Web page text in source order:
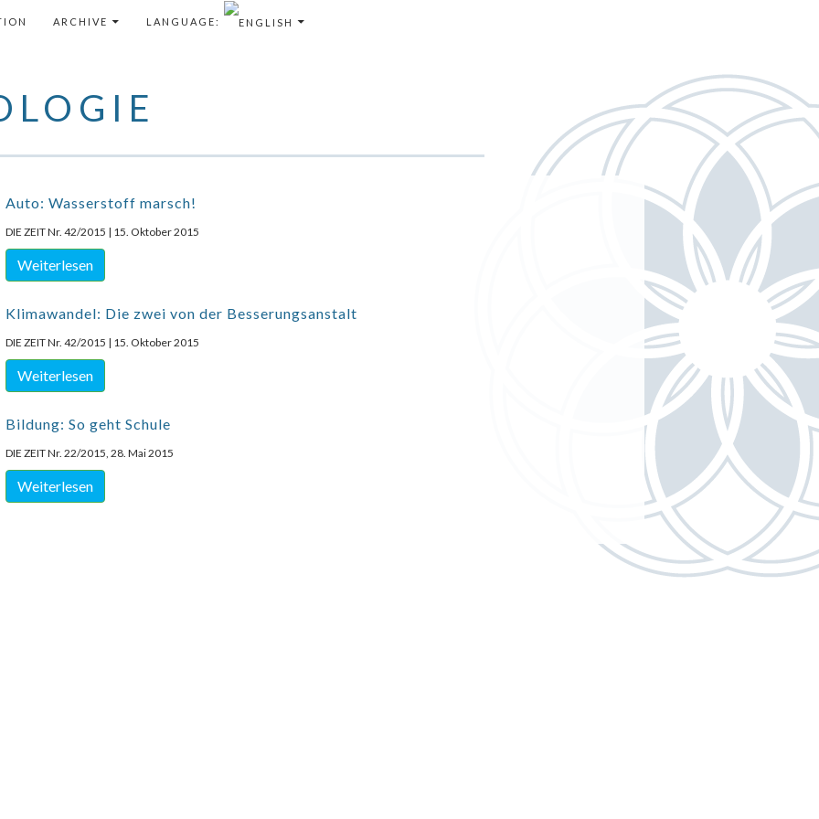
ARCHIVE LANGUAGE:
Auto: Wasserstoff marsch!
DIE ZEIT Nr. 42/2015 | 15. Oktober 2015
Weiterlesen
Klimawandel: Die zwei von der Besserungsanstalt
DIE ZEIT Nr. 42/2015 | 15. Oktober 2015
Weiterlesen
Bildung: So geht Schule
DIE ZEIT Nr. 22/2015, 28. Mai 2015
Weiterlesen